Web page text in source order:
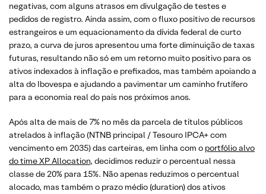
negativas, com alguns atrasos em divulgação de testes e
pedidos de registro. Ainda assim, com o fluxo positivo de recursos
estrangeiros e um equacionamento da dívida federal de curto
prazo, a curva de juros apresentou uma forte diminuição de taxas
futuras, resultando não só em um retorno muito positivo para os
ativos indexados à inflação e prefixados, mas também apoiando a
alta do Ibovespa e ajudando a pavimentar um caminho frutífero
para a economia real do país nos próximos anos.
Após alta de mais de 7% no mês da parcela de títulos públicos
atrelados à inflação (NTNB principal / Tesouro IPCA+ com
vencimento em 2035) das carteiras, em linha com o portfólio alvo
do time XP Allocation, decidimos reduzir o percentual nessa
classe de 20% para 15%. Não apenas reduzimos o percentual
alocado, mas também o prazo médio (duration) dos ativos